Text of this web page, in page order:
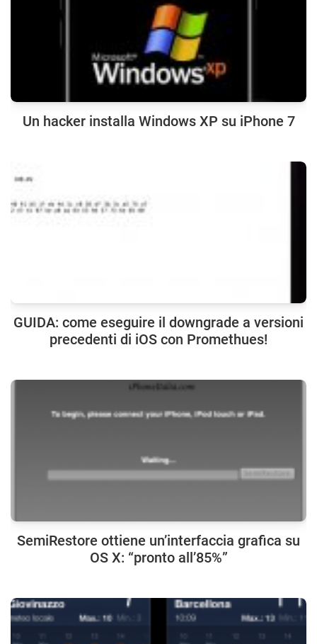
Un hacker installa Windows XP su iPhone 7
GUIDA: come eseguire il downgrade a versioni
precedenti di iOS con Promethues!
SemiRestore ottiene un’interfaccia grafica su
OS X: “pronto all’85%”